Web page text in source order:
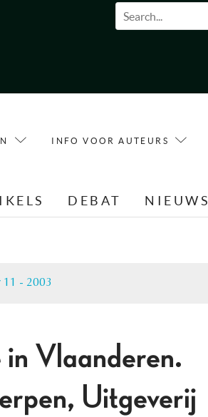
Zoekveld
INFO VOOR AUTEURS
DEBAT NIEUWS
11 - 2003
Vlaanderen.
Uitgeverij